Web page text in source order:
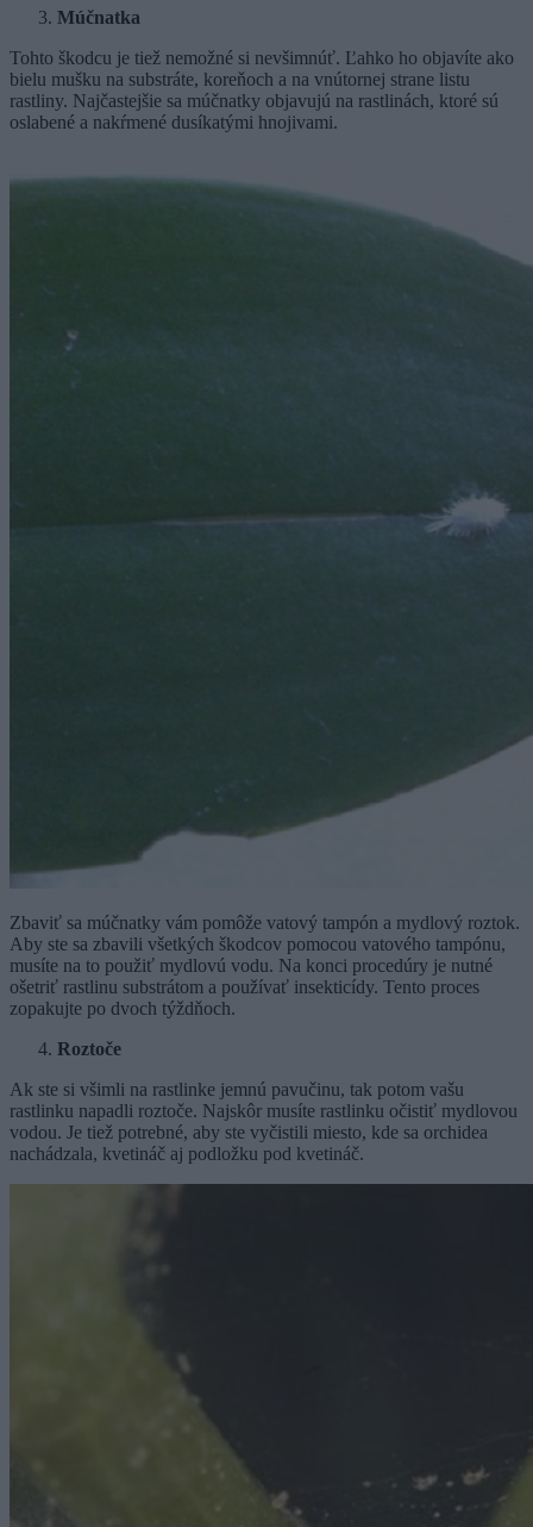
Múčnatka
Tohto škodcu je tiež nemožné si nevšimnúť. Ľahko ho objavíte ako
bielu mušku na substráte, koreňoch a na vnútornej strane listu
rastliny. Najčastejšie sa múčnatky objavujú na rastlinách, ktoré sú
oslabené a nakŕmené dusíkatými hnojivami.
Zbaviť sa múčnatky vám pomôže vatový tampón a mydlový roztok.
Aby ste sa zbavili všetkých škodcov pomocou vatového tampónu,
musíte na to použiť mydlovú vodu. Na konci procedúry je nutné
ošetriť rastlinu substrátom a používať insekticídy. Tento proces
zopakujte po dvoch týždňoch.
Roztoče
Ak ste si všimli na rastlinke jemnú pavučinu, tak potom vašu
rastlinku napadli roztoče. Najskôr musíte rastlinku očistiť mydlovou
vodou. Je tiež potrebné, aby ste vyčistili miesto, kde sa orchidea
nachádzala, kvetináč aj podložku pod kvetináč.